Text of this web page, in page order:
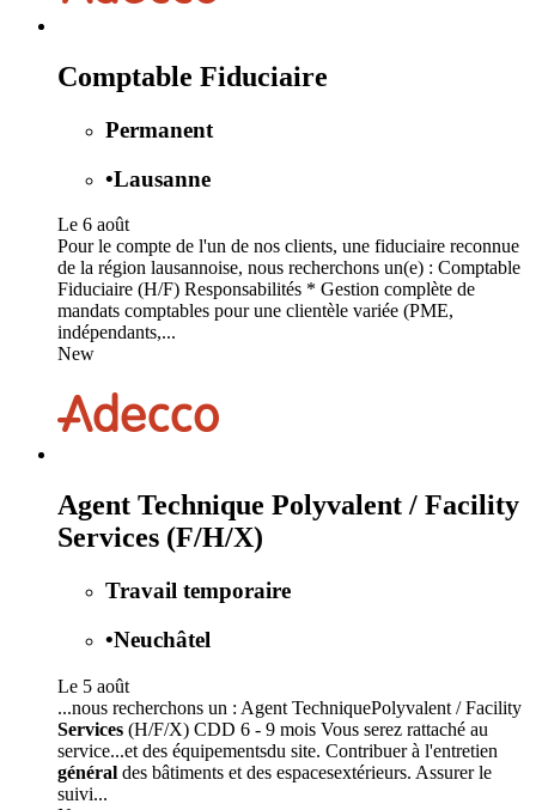
Comptable Fiduciaire
Permanent
•Lausanne
Le 6 août
Pour le compte de l'un de nos clients, une fiduciaire reconnue
de la région lausannoise, nous recherchons un(e) : Comptable
Fiduciaire (H/F) Responsabilités * Gestion complète de
mandats comptables pour une clientèle variée (PME,
indépendants,...
New
Agent Technique Polyvalent / Facility
Services (F/H/X)
Travail temporaire
•Neuchâtel
Le 5 août
...nous recherchons un : Agent TechniquePolyvalent / Facility
Services (H/F/X) CDD 6 - 9 mois Vous serez rattaché au
service...et des équipementsdu site. Contribuer à l'entretien
général des bâtiments et des espacesextérieurs. Assurer le
suivi...